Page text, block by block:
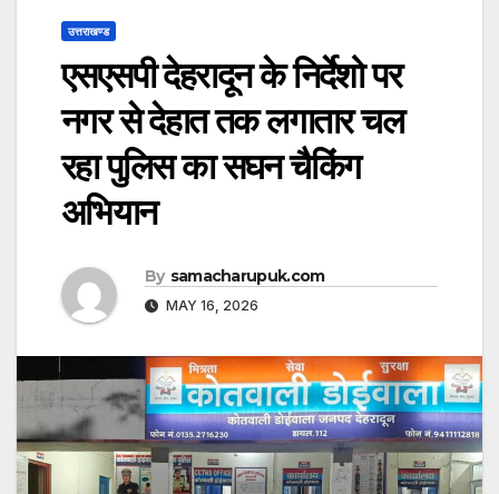
उत्तराखण्ड
एसएसपी देहरादून के निर्देशो पर
नगर से देहात तक लगातार चल
रहा पुलिस का सघन चैकिंग
अभियान
By samacharupuk.com
MAY 16, 2026